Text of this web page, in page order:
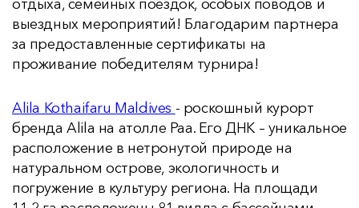
отдыха, семейных поездок, особых поводов и
выездных мероприятий! Благодарим партнера
за предоставленные сертификаты на
проживание победителям турнира!
Alila Kothaifaru Maldives - роскошный курорт
бренда Alila на атолле Paa. Его ДНК – уникальное
расположение в нетронутой природе на
натуральном острове, экологичность и
погружение в культуру региона. На площади